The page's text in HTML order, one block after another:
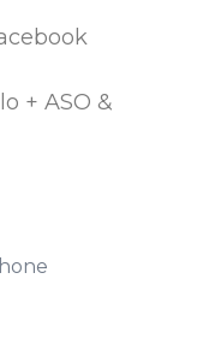
+ ASO &